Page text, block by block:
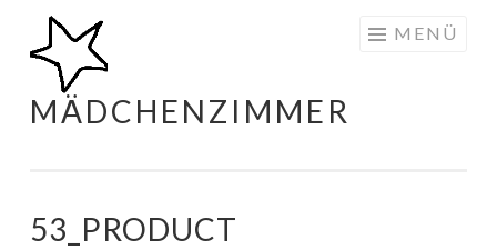
Zum
Inhalt
springen
MÄDCHENZIMMER
MENÜ
53_PRODUCT